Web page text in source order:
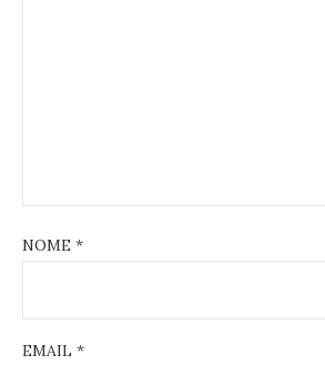
NOME *
EMAIL *